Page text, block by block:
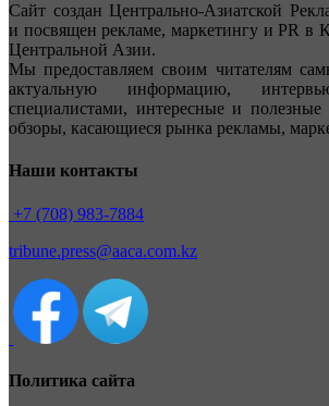
Сайт создан Центрально-Азиатской
и посвящен рекламе, маркетингу и PR в
Центральной Азии.
Мы предоставляем своим читателям
актуальную информацию,
специалистами, интересные и полезные
обзоры, касающиеся рынка рекламы,
Наши контакты
+7 (708) 983-7884
tribune.press@aaca.com.kz
Политика сайта